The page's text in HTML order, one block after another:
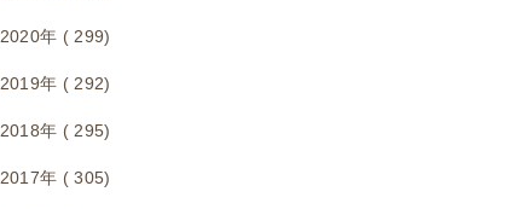
2020年 ( 299)
2019年 ( 292)
2018年 ( 295)
2017年 ( 305)